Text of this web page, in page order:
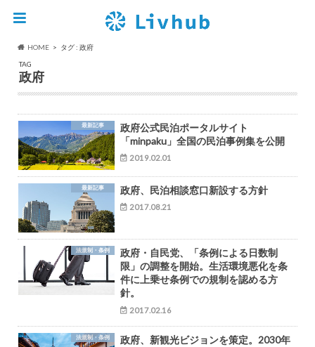
HOME
タグ : 政府
TAG
政府
最新記事
政府公式民泊ポータルサイト
「minpaku」全国の民泊事例集を公開
2019.02.01
最新記事 政府、民泊相談窓口新設する方針
2017.08.21
法規制・条例
政府・自民党、「条例による日数制
限」の調整を開始。生活環境悪化を条
件に上乗せ条例での規制を認める方
針。
2017.02.16
法規制・条例
政府、新観光ビジョンを策定。2030年